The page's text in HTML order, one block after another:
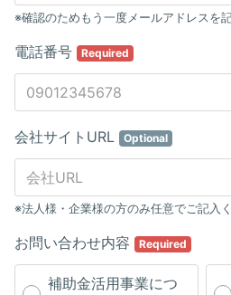
※確認のためもう一度メールアドレスを
電話番号 Required
会社サイトURL Optional
※法人様・企業様の方のみ任意でご記入く
お問い合わせ内容 Required
補助金活用事業につ